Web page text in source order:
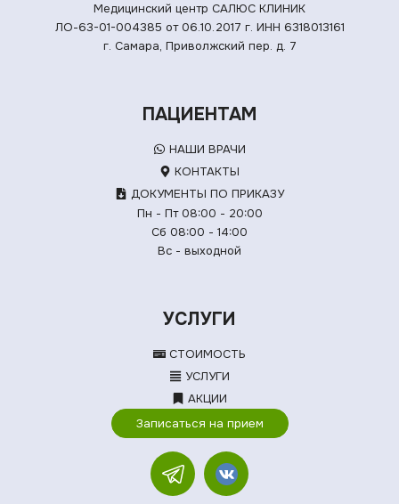
Медицинский центр САЛЮС КЛИНИК
ЛО-63-01-004385 от 06.10.2017 г. ИНН 6318013161
г. Самара, Приволжский пер. д. 7
ПАЦИЕНТАМ
НАШИ ВРАЧИ
КОНТАКТЫ
ДОКУМЕНТЫ ПО ПРИКАЗУ
Пн - Пт 08:00 - 20:00
Сб 08:00 - 14:00
Вс - выходной
УСЛУГИ
СТОИМОСТЬ
УСЛУГИ
АКЦИИ
Записаться на прием